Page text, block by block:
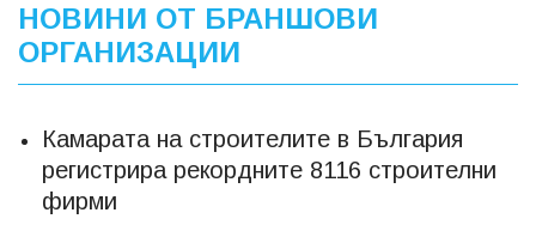
НОВИНИ ОТ БРАНШОВИ
ОРГАНИЗАЦИИ
Камарата на строителите в България
регистрира рекордните 8116 строителни
фирми